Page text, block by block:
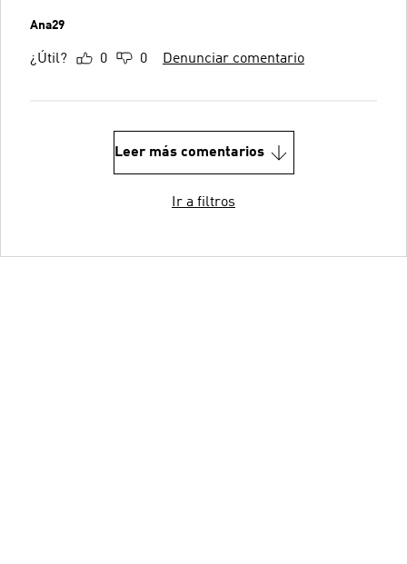
Ana29
¿Útil? 0 0 Denunciar comentario
Leer más comentarios
Ir a filtros